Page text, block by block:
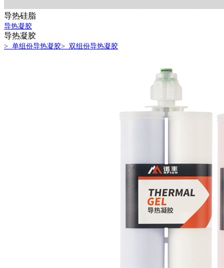
导热硅脂
导热凝胶
导热凝胶
> 单组份导热凝胶> 双组份导热凝胶